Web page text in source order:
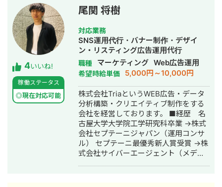
刺・パンフレット・チラシ・会社案内
記事：金融記事、人事記事 その他：フ
ロー図・組織図・提案資料のビジュア
ル化 AI使用可：Gensparkをはじめと
するAIツールの使用経験があります。
対応エリア・連絡方法 オンライン： 全
国どこでも対応（Zoom / Google Meet
/ チャット） 対面： 交通費をご負担い
ただける場合、全国対応可能 📩 まずは
お気軽にメッセージをお送りくださ
い。 「どんな相談ができますか？」と
いう問い合わせだけでも大歓迎です。
初回は状況をお聞きするだけのご相談
も承ります。
に携わる ▷2024年 フリーランスとし
て独立 └YouTube戦略立案 └動画制作
└YouTubeコンサル └TikTok運用代行
▷YouTubeスクール講師業 └株式会社
EAVALが運営するYouTubeスクール講
師 └YouTubeの伸ばし方を教えるスク
ール 【主な実績】 ・YouTube運営経験
2年半 ・動画制作本数220本以上 ・外
注実績200件以上(クラウドソーシング
サイト、オンラインサロン等) ・リサー
チからチャンネル設計、企画立案、動
画制作、分析・改善まで 一通り経験
しております クラウドワークスの発注
者ページはこちら
https://crowdworks.jp/public/employers/
◎勤務していた会社のYouTubeチャン
ネルを運用 →自社商品を販売し、教育
4いいね!
稼働ステータス
◎現在対応可能
尾関 将樹
対応業務
SNS運用代行・バナー制作・デザイ
ン・リスティング広告運用代行
職種 マーケティング Web広告運用
希望時給単価 5,000円～10,000円
株式会社TriaというWEB広告・データ
分析構築・クリエイティブ制作をする
会社を経営しております。 ■経歴 名
古屋大学大学院工学研究科卒業 →株式
会社セプテーニジャパン（運用コンサ
ル） セプテーニ最優秀新人賞受賞 →株
式会社サイバーエージェント（メディ